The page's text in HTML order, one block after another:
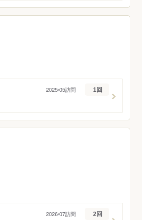
2025/05訪問 1回
2026/07訪問 2回